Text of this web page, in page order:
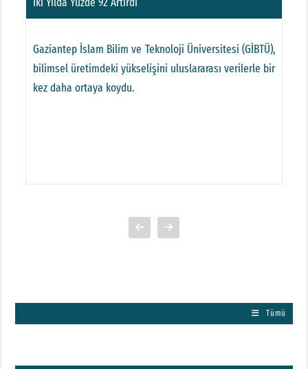
Gaziantep İslam Bilim ve Teknoloji Üniversitesi (GİBTÜ),
bilimsel üretimdeki yükselişini uluslararası verilerle bir
kez daha ortaya koydu.
Tümü